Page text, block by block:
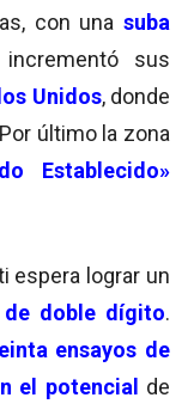
con unasuba
sus
Unidos, donde
último la zona
Establecido»
espera lograr un
doble dígito.
ensayos de
el potencial
de